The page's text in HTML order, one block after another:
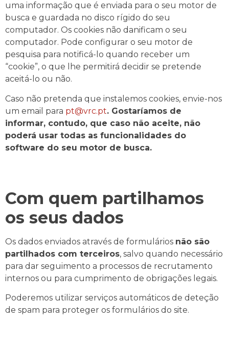
uma informação que é enviada para o seu motor de
busca e guardada no disco rígido do seu
computador. Os cookies não danificam o seu
computador. Pode configurar o seu motor de
pesquisa para notificá-lo quando receber um
“cookie”, o que lhe permitirá decidir se pretende
aceitá-lo ou não.
Caso não pretenda que instalemos cookies, envie-nos
um email para pt@vrc.pt. Gostaríamos de
informar, contudo, que caso não aceite, não
poderá usar todas as funcionalidades do
software do seu motor de busca.
Com quem partilhamos
os seus dados
Os dados enviados através de formulários não são
partilhados com terceiros, salvo quando necessário
para dar seguimento a processos de recrutamento
internos ou para cumprimento de obrigações legais.
Poderemos utilizar serviços automáticos de deteção
de spam para proteger os formulários do site.